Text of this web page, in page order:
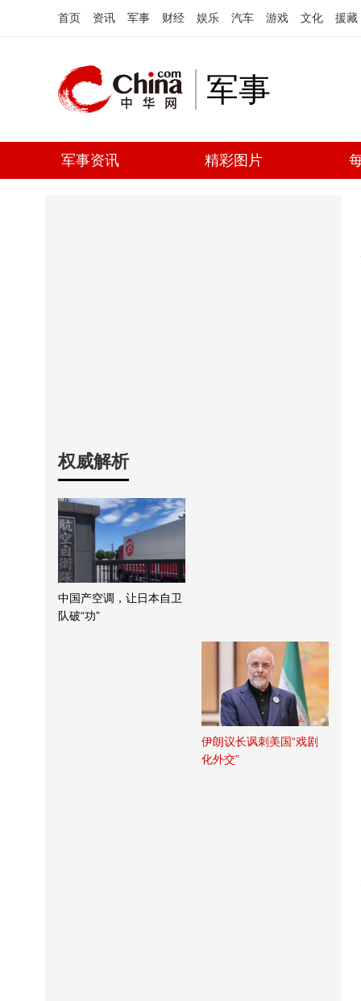
首页 资讯 军事 财经 娱乐 汽车 游戏 文化 援藏
军事
军事资讯 精彩图片
权威解析
中国产空调，让日本自卫
队破“功”
伊朗议长讽刺美国“戏剧
化外交”